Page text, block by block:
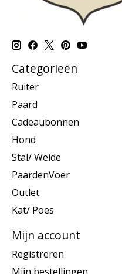
Categorieën
Ruiter
Paard
Cadeaubonnen
Hond
Stal/ Weide
PaardenVoer
Outlet
Kat/ Poes
Mijn account
Registreren